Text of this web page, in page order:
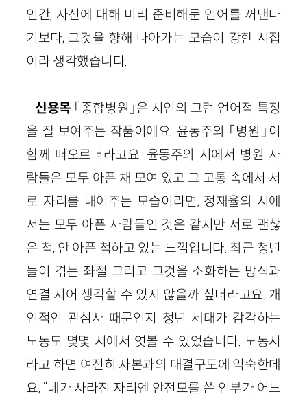
인간, 자신에 대해 미리 준비해둔 언어를 꺼낸다
기보다, 그것을 향해 나아가는 모습이 강한 시집
이라 생각했습니다.
신용목 「종합병원」은 시인의 그런 언어적 특징
을 잘 보여주는 작품이에요. 윤동주의 「병원」이
함께 떠오르더라고요. 윤동주의 시에서 병원 사
람들은 모두 아픈 채 모여 있고 그 고통 속에서 서
로 자리를 내어주는 모습이라면, 정재율의 시에
서는 모두 아픈 사람들인 것은 같지만 서로 괜찮
은 척, 안 아픈 척하고 있는 느낌입니다. 최근 청년
들이 겪는 좌절 그리고 그것을 소화하는 방식과
연결 지어 생각할 수 있지 않을까 싶더라고요. 개
인적인 관심사 때문인지 청년 세대가 감각하는
노동도 몇몇 시에서 엿볼 수 있었습니다. 노동시
라고 하면 여전히 자본과의 대결구도에 익숙한데
요, “네가 사라진 자리엔 안전모를 쓴 인부가 어느